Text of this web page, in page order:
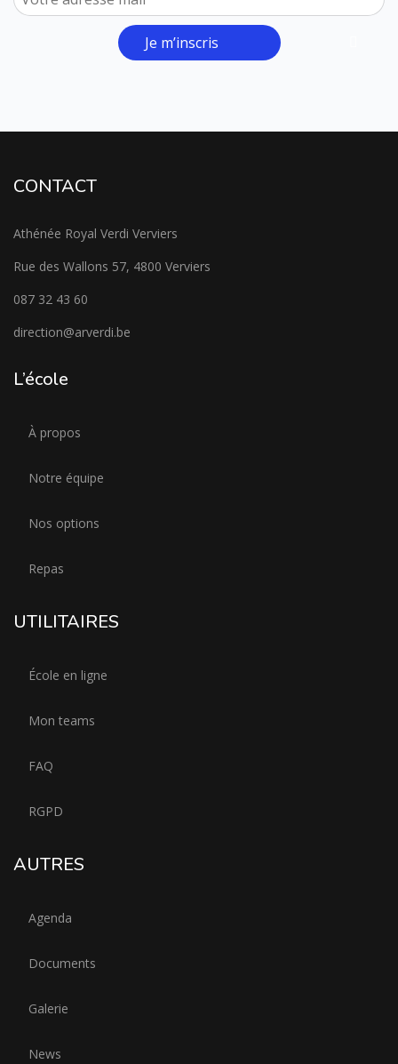
Je m’inscris
CONTACT
Athénée Royal Verdi Verviers
Rue des Wallons 57, 4800 Verviers
087 32 43 60
direction@arverdi.be
L’école
À propos
Notre équipe
Nos options
Repas
UTILITAIRES
École en ligne
Mon teams
FAQ
RGPD
AUTRES
Agenda
Documents
Galerie
News